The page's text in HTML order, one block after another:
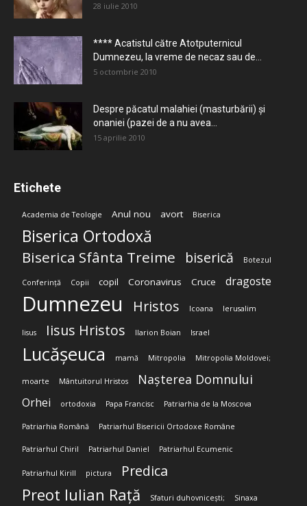
28 iulie 2010
**** Acatistul către Atotputernicul
Dumnezeu, la vreme de necaz sau de...
5 octombrie 2010
Despre păcatul malahiei (masturbării) şi
onaniei (pazei de a nu avea...
15 aprilie 2010
Etichete
Academia de Teologie Anul nou avort Biserica
Biserica Ortodoxă
Biserica Sfânta Treime biserică Botezul
Conferință Copii copil Coronavirus Cruce dragoste
Dumnezeu Hristos Icoana Ierusalim
Iisus Iisus Hristos Ilarion Boian Israel
Lucășeuca mamă Mitropolia Mitropolia Moldovei;
moarte Mântuitorul Hristos Nașterea Domnului
Orhei ortodoxia Papa Francisc Patriarhia de la Moscova
Patriarhia Română Patriarhul Bisericii Ortodoxe Române
Patriarhul Chiril Patriarhul Daniel Patriarhul Ecumenic
Patriarhul Kirill pictura Predica
Preot Iulian Rață Sfaturi duhovnicești; Sinaxa